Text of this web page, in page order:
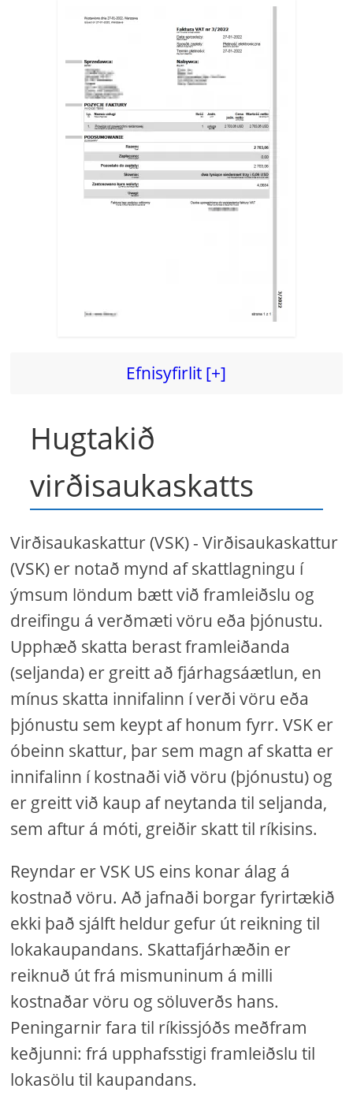
Efnisyfirlit [+]
Hugtakið
virðisaukaskatts
Virðisaukaskattur (VSK) - Virðisaukaskattur
(VSK) er notað mynd af skattlagningu í
ýmsum löndum bætt við framleiðslu og
dreifingu á verðmæti vöru eða þjónustu.
Upphæð skatta berast framleiðanda
(seljanda) er greitt að fjárhagsáætlun, en
mínus skatta innifalinn í verði vöru eða
þjónustu sem keypt af honum fyrr. VSK er
óbeinn skattur, þar sem magn af skatta er
innifalinn í kostnaði við vöru (þjónustu) og
er greitt við kaup af neytanda til seljanda,
sem aftur á móti, greiðir skatt til ríkisins.
Reyndar er VSK US eins konar álag á
kostnað vöru. Að jafnaði borgar fyrirtækið
ekki það sjálft heldur gefur út reikning til
lokakaupandans. Skattafjárhæðin er
reiknuð út frá mismuninum á milli
kostnaðar vöru og söluverðs hans.
Peningarnir fara til ríkissjóðs meðfram
keðjunni: frá upphafsstigi framleiðslu til
lokasölu til kaupandans.